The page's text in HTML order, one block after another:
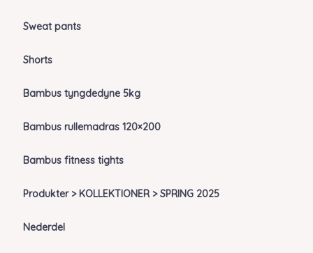
Sweat pants
Shorts
Bambus tyngdedyne 5kg
Bambus rullemadras 120×200
Bambus fitness tights
Produkter > KOLLEKTIONER > SPRING 2025
Nederdel